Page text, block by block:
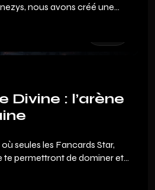
nous avons créé une
au cœur de ce jeu de sport
t'offrons un pack de
Divine : l’arène
seules les Fancards Star,
te permettront de dominer et